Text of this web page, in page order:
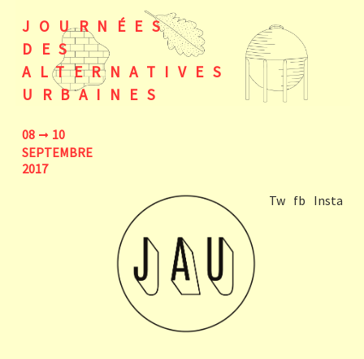
08
10
SEPTEMBRE
2017
JOURNÉES
DES
ALTERNATIVES
URBAINES
Tw fb Insta